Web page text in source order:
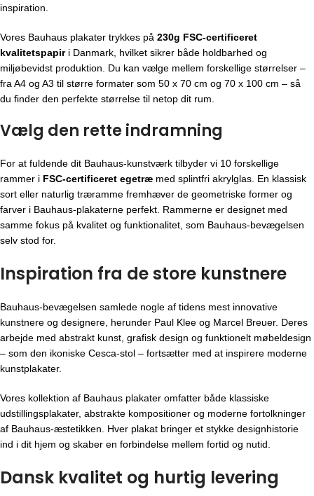
inspiration.
Vores Bauhaus plakater trykkes på 230g FSC-certificeret
kvalitetspapiri Danmark, hvilket sikrer både holdbarhed og
miljøbevidst produktion. Du kan vælge mellem forskellige størrelser –
fra A4 og A3 til større formater som 50 x 70 cm og 70 x 100 cm – så
du finder den perfekte størrelse til netop dit rum.
Vælg den rette indramning
For at fuldende dit Bauhaus-kunstværk tilbyder vi 10 forskellige
rammer i FSC-certificeret egetræ med splintfri akrylglas. En klassisk
sort eller naturlig træramme fremhæver de geometriske former og
farver i Bauhaus-plakaterne perfekt. Rammerne er designet med
samme fokus på kvalitet og funktionalitet, som Bauhaus-bevægelsen
selv stod for.
Inspiration fra de store kunstnere
Bauhaus-bevægelsen samlede nogle af tidens mest innovative
kunstnere og designere, herunder Paul Klee og Marcel Breuer. Deres
arbejde med abstrakt kunst, grafisk design og funktionelt møbeldesign
– som den ikoniske Cesca-stol – fortsætter med at inspirere moderne
kunstplakater.
Vores kollektion af Bauhaus plakater omfatter både klassiske
udstillingsplakater, abstrakte kompositioner og moderne fortolkninger
af Bauhaus-æstetikken. Hver plakat bringer et stykke designhistorie
ind i dit hjem og skaber en forbindelse mellem fortid og nutid.
Dansk kvalitet og hurtig levering